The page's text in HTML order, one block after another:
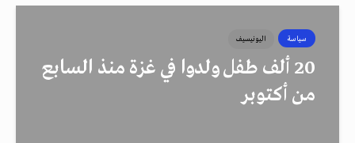
سياسة اليونيسيف
20 ألف طفل ولدوا في غزة منذ السابع
من أكتوبر